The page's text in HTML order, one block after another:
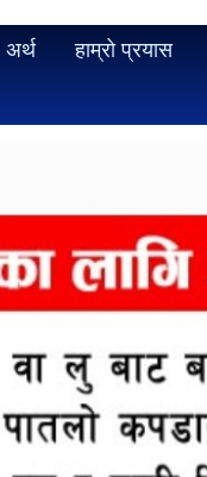
अर्थ हाम्रो प्रयास